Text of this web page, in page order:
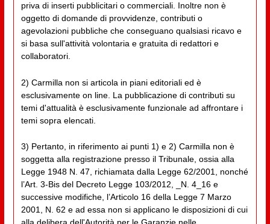
priva di inserti pubblicitari o commerciali. Inoltre non è
oggetto di domande di provvidenze, contributi o
agevolazioni pubbliche che conseguano qualsiasi ricavo e
si basa sull'attività volontaria e gratuita di redattori e
collaboratori.
2) Carmilla non si articola in piani editoriali ed è
esclusivamente on line. La pubblicazione di contributi su
temi d'attualità è esclusivamente funzionale ad affrontare i
temi sopra elencati.
3) Pertanto, in riferimento ai punti 1) e 2) Carmilla non è
soggetta alla registrazione presso il Tribunale, ossia alla
Legge 1948 N. 47, richiamata dalla Legge 62/2001, nonché
l’Art. 3-Bis del Decreto Legge 103/2012, _N. 4_16 e
successive modifiche, l’Articolo 16 della Legge 7 Marzo
2001, N. 62 e ad essa non si applicano le disposizioni di cui